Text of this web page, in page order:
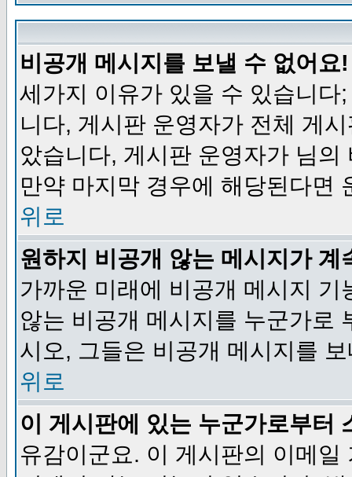
비공개 메시지를 보낼 수 없어요!
세가지 이유가 있을 수 있습니
니다, 게시판 운영자가 전체 게
았습니다, 게시판 운영자가 님
만약 마지막 경우에 해당된다면
위로
원하지 비공개 않는 메시지가 계
가까운 미래에 비공개 메시지
않는 비공개 메시지를 누군가로
시오, 그들은 비공개 메시지를
위로
이 게시판에 있는 누군가로부터
유감이군요. 이 게시판의 이메